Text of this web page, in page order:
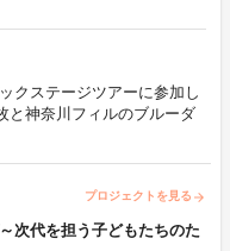
クステージツアーに参加し
と神奈川フィルのブルーダ
プロジェクトを見る arrow_forward
次代を担う子どもたちのた